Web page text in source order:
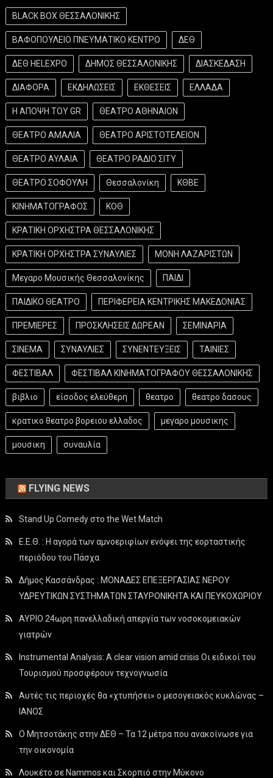
BLACK BOX ΘΕΣΣΑΛΟΝΙΚΗΣ
ΒΑΦΟΠΟΥΛΕΙΟ ΠΝΕΥΜΑΤΙΚΟ ΚΕΝΤΡΟ ΔΕΘ
ΔΕΘ HELEXPO ΔΗΜΟΣ ΘΕΣΣΑΛΟΝΙΚΗΣ ΔΙΑΣΚΕΔΑΣΗ
ΔΙΑΦΟΡΑ ΕΚΔΗΛΩΣΕΙΣ ΕΚΘΕΣΕΙΣ ΕΛΛΑΔΑ
Η ΑΠΟΨΗ ΤΟΥ GR ΘΕΑΤΡΟ ΑΘΗΝΑΙΟΝ
ΘΕΑΤΡΟ ΑΜΑΛΙΑ ΘΕΑΤΡΟ ΑΡΙΣΤΟΤΕΛΕΙΟΝ
ΘΕΑΤΡΟ ΑΥΛΑΙΑ ΘΕΑΤΡΟ ΡΑΔΙΟ ΣΙΤΥ
ΘΕΑΤΡΟ ΣΟΦΟΥΛΗ Θεσσαλονίκη ΚΘΒΕ
ΚΙΝΗΜΑΤΟΓΡΑΦΟΣ ΚΟΘ
ΚΡΑΤΙΚΗ ΟΡΧΗΣΤΡΑ ΘΕΣΣΑΛΟΝΙΚΗΣ
ΚΡΑΤΙΚΗ ΟΡΧΗΣΤΡΑ ΣΥΝΑΥΛΙΕΣ ΜΟΝΗ ΛΑΖΑΡΙΣΤΩΝ
Μεγαρο Μουσικής Θεσσαλονίκης ΠΑΙΔΙ
ΠΑΙΔΙΚΟ ΘΕΑΤΡΟ ΠΕΡΙΦΕΡΕΙΑ ΚΕΝΤΡΙΚΗΣ ΜΑΚΕΔΟΝΙΑΣ
ΠΡΕΜΙΕΡΕΣ ΠΡΟΣΚΛΗΣΕΙΣ ΔΩΡΕΑΝ ΣΕΜΙΝΑΡΙΑ
ΣΙΝΕΜΑ ΣΥΝΑΥΛΙΕΣ ΣΥΝΕΝΤΕΥΞΕΙΣ ΤΑΙΝΙΕΣ
ΦΕΣΤΙΒΑΛ ΦΕΣΤΙΒΑΛ ΚΙΝΗΜΑΤΟΓΡΑΦΟΥ ΘΕΣΣΑΛΟΝΙΚΗΣ
βιβλιο είσοδος ελεύθερη θεατρο θεατρο δασους
κρατικο θεατρο βορειου ελλαδος μεγαρο μουσικης
μουσικη συναυλία
FLYING NEWS
Stand Up Comedy στο the Wet Match
Ε.Ε.Θ. : Η αγορά των αμνοεριφίων ενόψει της εορταστικής
περιόδου του Πάσχα
Δήμος Κασσάνδρας : ΜΟΝΑΔΕΣ ΕΠΕΞΕΡΓΑΣΙΑΣ ΝΕΡΟΥ
ΥΔΡΕΥΤΙΚΩΝ ΣΥΣΤΗΜΑΤΩΝ ΣΤΑΥΡΟΝΙΚΗΤΑ ΚΑΙ ΠΕΥΚΟΧΩΡΙΟΥ
ΑΥΡΙΟ 24ωρη πανελλαδική απεργία των νοσοκομειακών
γιατρών
Instrumental Analysis: A clear vision amid crisis Οι ειδικοί του
Τουρισμού προσφέρουν τεχνογνωσία
Αυτές τις περιοχές θα «χτυπήσει» ο μεσογειακός κυκλώνας –
ΙΑΝΟΣ
Ο Μητσοτάκης στην ΔΕΘ – Τα 12 μέτρα που ανακοίνωσε για
την οικονομία
Λουκέτο σε Nammos και Σκορπιό στην Μύκονο